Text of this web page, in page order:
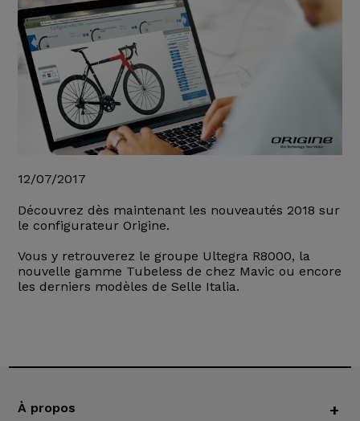
12/07/2017
Découvrez dès maintenant les nouveautés 2018 sur
le configurateur Origine.
Vous y retrouverez le groupe Ultegra R8000, la
nouvelle gamme Tubeless de chez Mavic ou encore
les derniers modèles de Selle Italia.
À propos +